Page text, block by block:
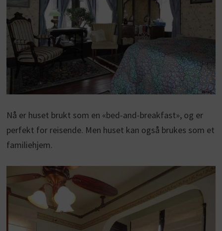
Nå er huset brukt som en «bed-and-breakfast», og er
perfekt for reisende. Men huset kan også brukes som et
familiehjem.